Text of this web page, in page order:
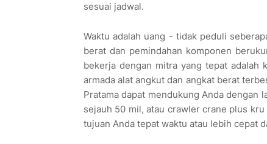
sesuai jadwal.
Waktu adalah uang - tidak peduli
berat dan pemindahan komponen
bekerja dengan mitra yang tepat adalah
armada alat angkut dan angkat berat
Pratama dapat mendukung Anda dengan
sejauh 50 mil, atau crawler crane plus
tujuan Anda tepat waktu atau lebih cepat